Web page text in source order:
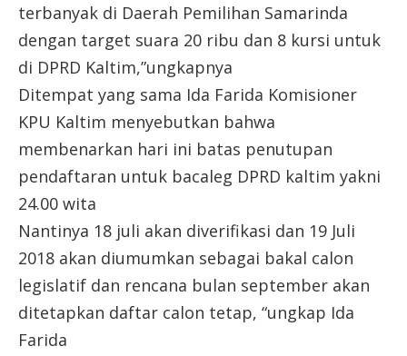
terbanyak di Daerah Pemilihan Samarinda
dengan target suara 20 ribu dan 8 kursi untuk
di DPRD Kaltim,”ungkapnya
Ditempat yang sama Ida Farida Komisioner
KPU Kaltim menyebutkan bahwa
membenarkan hari ini batas penutupan
pendaftaran untuk bacaleg DPRD kaltim yakni
24.00 wita
Nantinya 18 juli akan diverifikasi dan 19 Juli
2018 akan diumumkan sebagai bakal calon
legislatif dan rencana bulan september akan
ditetapkan daftar calon tetap, “ungkap Ida
Farida